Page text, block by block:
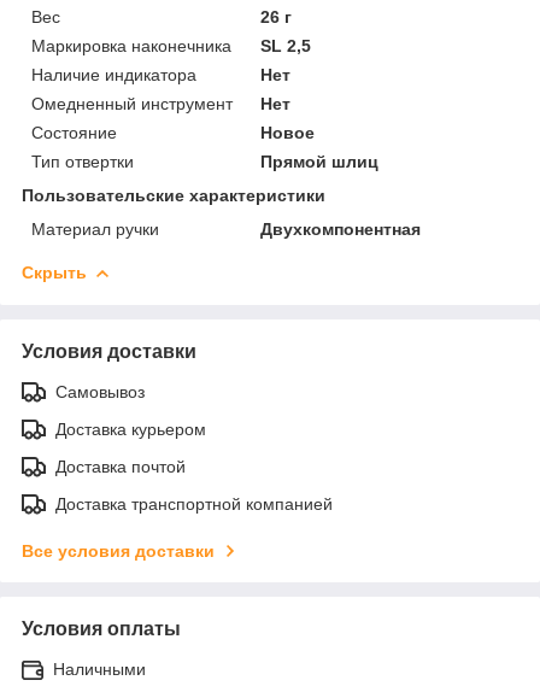
Вес
26 г
Маркировка наконечника
SL 2,5
Наличие индикатора
Нет
Омедненный инструмент
Нет
Состояние
Новое
Тип отвертки
Прямой шлиц
Пользовательские характеристики
Материал ручки
Двухкомпонентная
Скрыть
Условия доставки
Самовывоз
Доставка курьером
Доставка почтой
Доставка транспортной компанией
Все условия доставки
Условия оплаты
Наличными